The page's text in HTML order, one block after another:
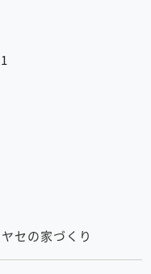
セの家づくり